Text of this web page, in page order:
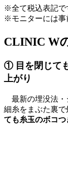
※全て税込表記で
※モニターには事
CLINIC W
① 目を閉じて
上がり
最新の埋没法・
細糸をまぶた裏
ても糸玉のボコ